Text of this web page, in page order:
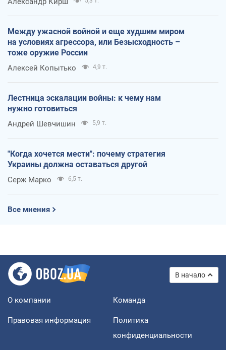
Между ужасной войной и еще худшим миром
на условиях агрессора, или Безысходность –
тоже оружие России
Алексей Копытько 4,9 т.
Лестница эскалации войны: к чему нам
нужно готовиться
Андрей Шевчишин 5,9 т.
"Когда хочется мести": почему стратегия
Украины должна оставаться другой
Серж Марко 6,5 т.
Все мнения
В начало
О компании Команда
Правовая информация
Политика
конфиденциальности